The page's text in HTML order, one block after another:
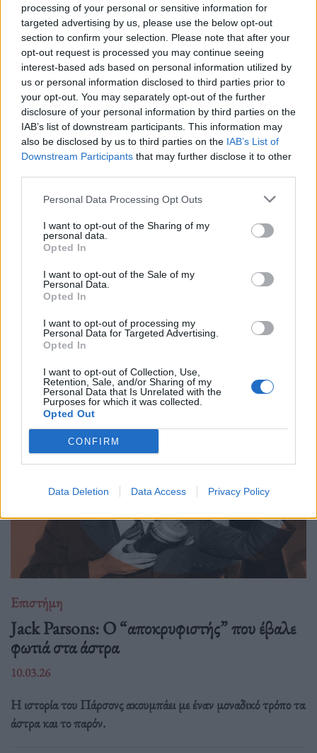
processing of your personal or sensitive information for
targeted advertising by us, please use the below opt-out
section to confirm your selection. Please note that after your
opt-out request is processed you may continue seeing
interest-based ads based on personal information utilized by
us or personal information disclosed to third parties prior to
your opt-out. You may separately opt-out of the further
disclosure of your personal information by third parties on the
IAB’s list of downstream participants. This information may
also be disclosed by us to third parties on the IAB’s List of
Downstream Participants that may further disclose it to other
Personal Data Processing Opt Outs
I want to opt-out of the Sharing of my
personal data.
Opted In
I want to opt-out of the Sale of my
Personal Data.
Opted In
I want to opt-out of processing my
Personal Data for Targeted Advertising.
Opted In
I want to opt-out of Collection, Use,
Retention, Sale, and/or Sharing of my
Personal Data that Is Unrelated with the
Purposes for which it was collected.
Opted Out
CONFIRM
Data Deletion Data Access Privacy Policy
Η ιστορική διαδρομή του LSD στη θεραπευτική κι όσα μας
αφορούν σήμερα.
Επιστήμη
Από τον Άρη μέχρι το μέλλον: Τι ψάχνουμε
πραγματικά στο διάστημα
31.03.26
Η κουβέντα για το Διάστημα είναι πάντα ανοιχτή κι ας
μονοπωλεί σήμερα ο πόλεμος. Ας δούμε μία ενδιαφέρουσα
προσέγγιση.
Επιστήμη
Jack Parsons: O “αποκρυφιστής” που έβαλε
φωτιά στα άστρα
10.03.26
Η ιστορία του Πάρσονς ακουμπάει με έναν μοναδικό τρόπο τα
άστρα και το παρόν.